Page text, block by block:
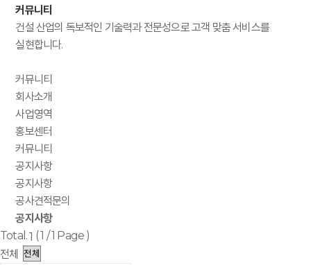
커뮤니티
건설 산업의 독보적인 기술력과 전문성으로 고객 맞춤 서비스를
실현합니다.
커뮤니티
회사소개
사업영역
홍보센터
커뮤니티
공지사항
공지사항
공사견적문의
공지사항
Total.1 (1 / 1 Page )
전체